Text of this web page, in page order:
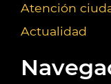
Atención
Actualidad